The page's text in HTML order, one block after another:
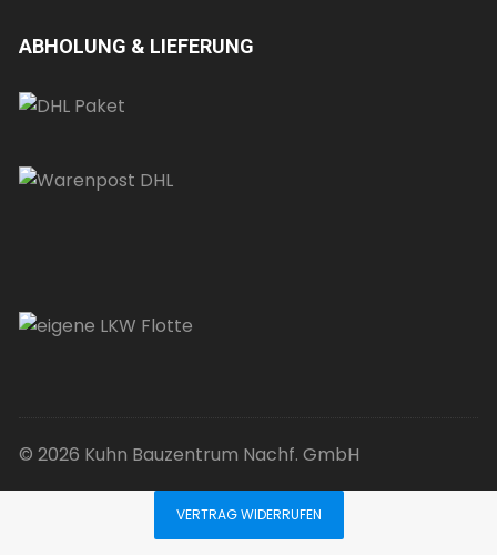
ABHOLUNG & LIEFERUNG
© 2026 Kuhn Bauzentrum Nachf. GmbH
VERTRAG WIDERRUFEN